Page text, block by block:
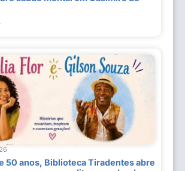
50 anos, Biblioteca Tiradentes abre